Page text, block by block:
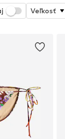
Veľkosť